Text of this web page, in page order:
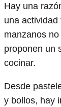
Hay una
una
manzanos
proponen un
cocinar.
Desde
y bollos, hay